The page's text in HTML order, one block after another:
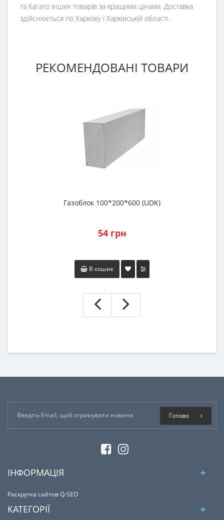
та багато інших товарів за кращими цінами. Доставка
здійснюється по Харкову і Харківській області.
РЕКОМЕНДОВАНІ ТОВАРИ
Газоблок 100*200*600 (UDK)
54 грн
В кошик
Готово
ІНФОРМАЦІЯ
Раскрутка сайтов Q-SEO
КАТЕГОРІЇ